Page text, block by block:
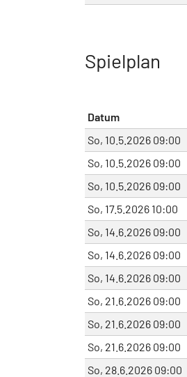
Spielplan
Datum
So, 10.5.2026 09:00
So, 10.5.2026 09:00
So, 10.5.2026 09:00
So, 17.5.2026 10:00
So, 14.6.2026 09:00
So, 14.6.2026 09:00
So, 14.6.2026 09:00
So, 21.6.2026 09:00
So, 21.6.2026 09:00
So, 21.6.2026 09:00
So, 28.6.2026 09:00